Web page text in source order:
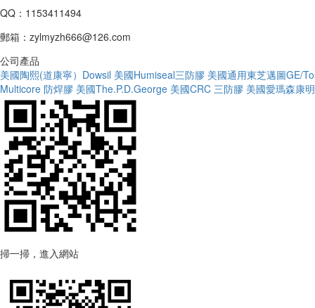
QQ：1153411494
郵箱：zylmyzh666@126.com
公司產品
美國陶熙(道康寧）Dowsil 美國Humiseal三防膠 美國通用東芝邁圖GE/
Multicore 防焊膠 美國The.P.D.George 美國CRC 三防膠 美國愛瑪森康
掃一掃，進入網站